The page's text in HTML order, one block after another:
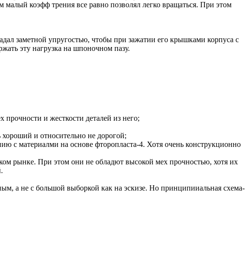
коэфф трения все равно позволял легко вращаться. При этом
заметной упругостью, чтобы при зажатии его крышками корпуса с
эту нагрузка на шпоночном пазу.
и жесткости деталей из него;
и относительно не дорогой;
с материалми на основе фторопласта-4. Хотя очень конструкционно
рынке. При этом они не обладют высокой мех прочностью, хотя их
а не с большой выборкой как на эскизе. Но принципииальная схема-